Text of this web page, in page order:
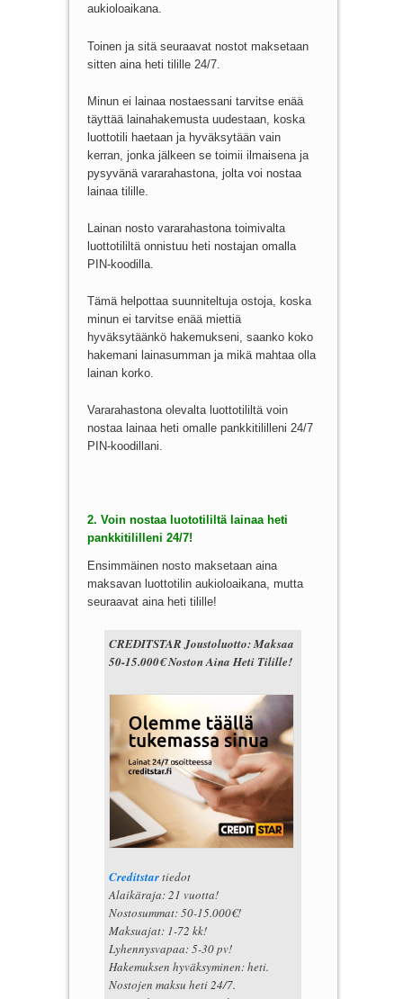
aukioloaikana.
Toinen ja sitä seuraavat nostot maksetaan
sitten aina heti tilille 24/7.
Minun ei lainaa nostaessani tarvitse enää
täyttää lainahakemusta uudestaan, koska
luottotili haetaan ja hyväksytään vain
kerran, jonka jälkeen se toimii ilmaisena ja
pysyvänä vararahastona, jolta voi nostaa
lainaa tilille.
Lainan nosto vararahastona toimivalta
luottotililtä onnistuu heti nostajan omalla
PIN-koodilla.
Tämä helpottaa suunniteltuja ostoja, koska
minun ei tarvitse enää miettiä
hyväksytäänkö hakemukseni, saanko koko
hakemani lainasumman ja mikä mahtaa olla
lainan korko.
Vararahastona olevalta luottotililtä voin
nostaa lainaa heti omalle pankkitililleni 24/7
PIN-koodillani.
2. Voin nostaa luototililtä lainaa heti
pankkitililleni 24/7!
Ensimmäinen nosto maksetaan aina
maksavan luottotilin aukioloaikana, mutta
seuraavat aina heti tilille!
CREDITSTAR Joustoluotto: Maksaa
50-15.000€ Noston Aina Heti Tilille!
Creditstartiedot
Alaikäraja: 21 vuotta!
Nostosummat: 50-15.000€!
Maksuajat: 1-72 kk!
Lyhennysvapaa: 5-30 pv!
Hakemuksen hyväksyminen: heti.
Nostojen maksu heti 24/7.